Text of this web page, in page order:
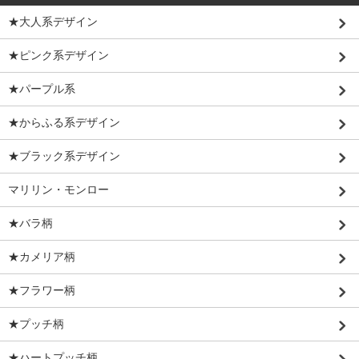
★大人系デザイン
★ピンク系デザイン
★パープル系
★からふる系デザイン
★ブラック系デザイン
マリリン・モンロー
★バラ柄
★カメリア柄
★フラワー柄
★プッチ柄